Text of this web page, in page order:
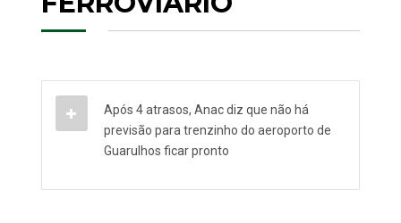
Após 4 atrasos, Anac diz que não há
previsão para trenzinho do aeroporto de
Guarulhos ficar pronto